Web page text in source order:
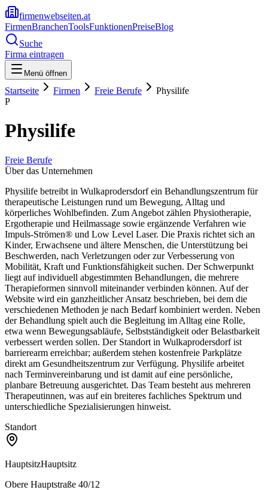
firmenwebseiten.at
FirmenBranchenToolsFunktionenPreiseBlog
Suche
Firma eintragen
Menü öffnen
Startseite Firmen Freie Berufe
Physilife
P
Physilife
Freie Berufe
Über das Unternehmen
Physilife betreibt in Wulkaprodersdorf ein Behandlungszentrum für
therapeutische Leistungen rund um Bewegung, Alltag und
körperliches Wohlbefinden. Zum Angebot zählen Physiotherapie,
Ergotherapie und Heilmassage sowie ergänzende Verfahren wie
Impuls-Strömen® und Low Level Laser. Die Praxis richtet sich an
Kinder, Erwachsene und ältere Menschen, die Unterstützung bei
Beschwerden, nach Verletzungen oder zur Verbesserung von
Mobilität, Kraft und Funktionsfähigkeit suchen. Der Schwerpunkt
liegt auf individuell abgestimmten Behandlungen, die mehrere
Therapieformen sinnvoll miteinander verbinden können. Auf der
Website wird ein ganzheitlicher Ansatz beschrieben, bei dem die
verschiedenen Methoden je nach Bedarf kombiniert werden. Neben
der Behandlung spielt auch die Begleitung im Alltag eine Rolle,
etwa wenn Bewegungsabläufe, Selbstständigkeit oder Belastbarkeit
verbessert werden sollen. Der Standort in Wulkaprodersdorf ist
barrierearm erreichbar; außerdem stehen kostenfreie Parkplätze
direkt am Gesundheitszentrum zur Verfügung. Physilife arbeitet
nach Terminvereinbarung und ist damit auf eine persönliche,
planbare Betreuung ausgerichtet. Das Team besteht aus mehreren
Therapeutinnen, was auf ein breiteres fachliches Spektrum und
unterschiedliche Spezialisierungen hinweist.
Standort
HauptsitzHauptsitz
Obere Hauptstraße 40/12